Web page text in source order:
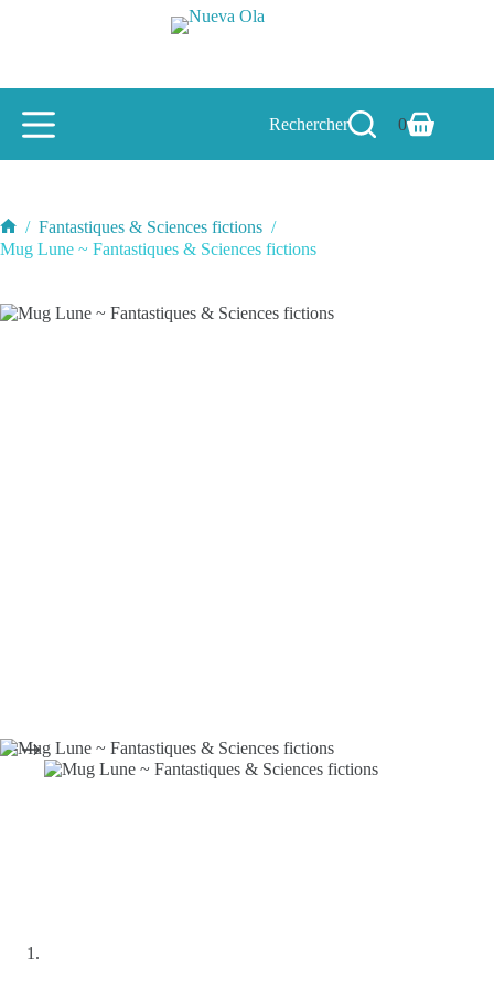
Rechercher
Panier
0
Accueil
/ Fantastiques & Sciences fictions /
Mug Lune ~ Fantastiques & Sciences fictions